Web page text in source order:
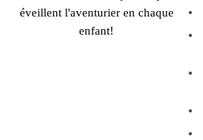
éveillent l'aventurier en chaque
enfant!